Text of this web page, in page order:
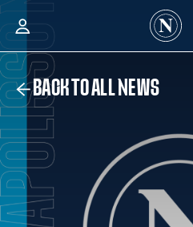
BACK TO ALL NEWS